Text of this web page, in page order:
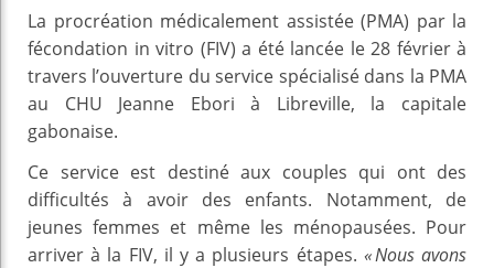
La procréation médicalement assistée (PMA) par la
fécondation in vitro (FIV) a été lancée le 28 février à
travers l’ouverture du service spécialisé dans la PMA
au CHU Jeanne Ebori à Libreville, la capitale
gabonaise.
Ce service est destiné aux couples qui ont des
difficultés à avoir des enfants. Notamment, de
jeunes femmes et même les ménopausées. Pour
arriver à la FIV, il y a plusieurs étapes. « Nous avons